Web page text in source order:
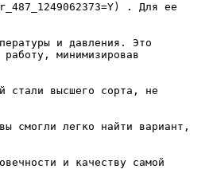
. Для ее
и давления. Это
минимизировав
стали высшего сорта, не
смогли легко найти вариант,
и качеству самой